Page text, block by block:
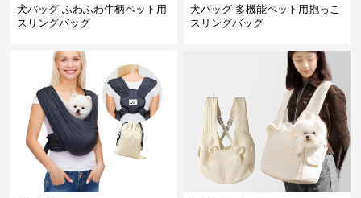
犬バッグ ふわふわ牛柄ペット用
スリングバッグ
犬バッグ 多機能ペット用抱っこ
スリングバッグ